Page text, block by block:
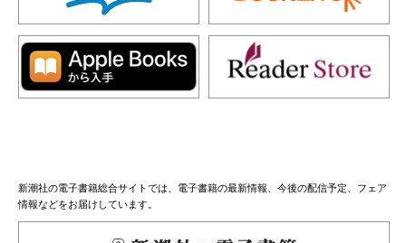
新潮社の電子書籍総合サイトでは、電子書籍の最新情報、今後の配信予定、フェア
情報などをお届けしています。